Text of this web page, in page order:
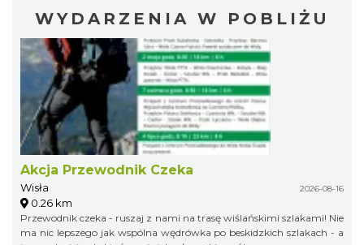
WYDARZENIA W POBLIŻU
Akcja Przewodnik Czeka
Wisła 2026-08-16
0.26 km
Przewodnik czeka - ruszaj z nami na trasę wiślańskimi szlakami! Nie
ma nic lepszego jak wspólna wędrówka po beskidzkich szlakach - a